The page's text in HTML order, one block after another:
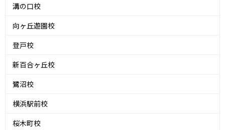
溝の口校
向ヶ丘遊園校
登戸校
新百合ヶ丘校
鷺沼校
横浜駅前校
桜木町校